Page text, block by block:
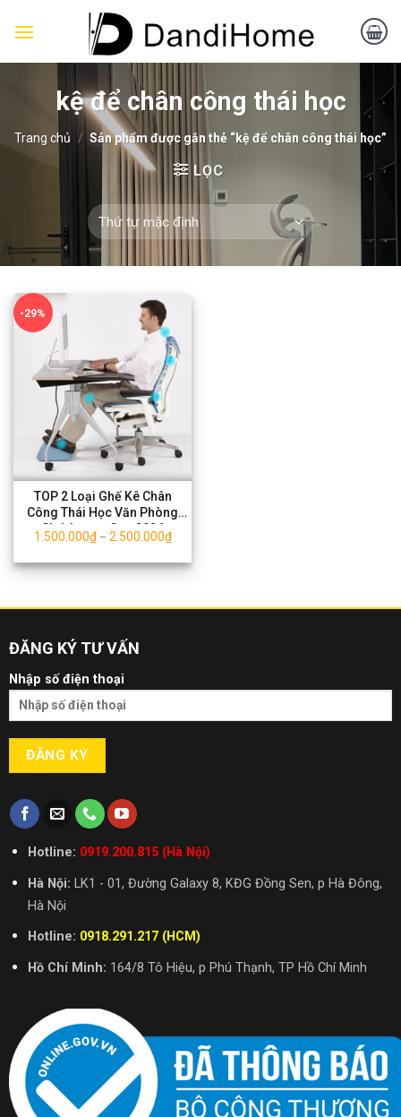
kệ để chân công thái học
Trang chủ / Sản phẩm được gắn thẻ “kệ để chân công thái học”
LỌC
-29%
TOP 2 Loại Ghế Kê Chân
Công Thái Học Văn Phòng
Chất Lượng Cao 2024
1.500.000₫– 2.500.000₫
ĐĂNG KÝ TƯ VẤN
Nhập số điện thoại
Hotline: 0919.200.815 (Hà Nội)
Hà Nội: LK1 - 01, Đường Galaxy 8, KĐG Đồng Sen, p Hà Đông,
Hà Nội
Hotline: 0918.291.217 (HCM)
Hồ Chí Minh: 164/8 Tô Hiệu, p Phú Thạnh, TP Hồ Chí Minh